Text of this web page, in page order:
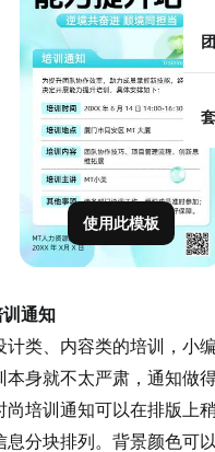
使用此模板
训通知
计类、内容类的培训，小
本身就不太严肃，通知做
尚培训通知可以在排版 上
息分块排列。背景颜色可